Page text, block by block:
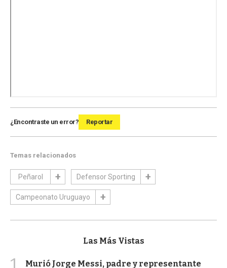
¿Encontraste un error? Reportar
Temas relacionados
Peñarol Defensor Sporting
Campeonato Uruguayo
Las Más Vistas
Murió Jorge Messi, padre y representante